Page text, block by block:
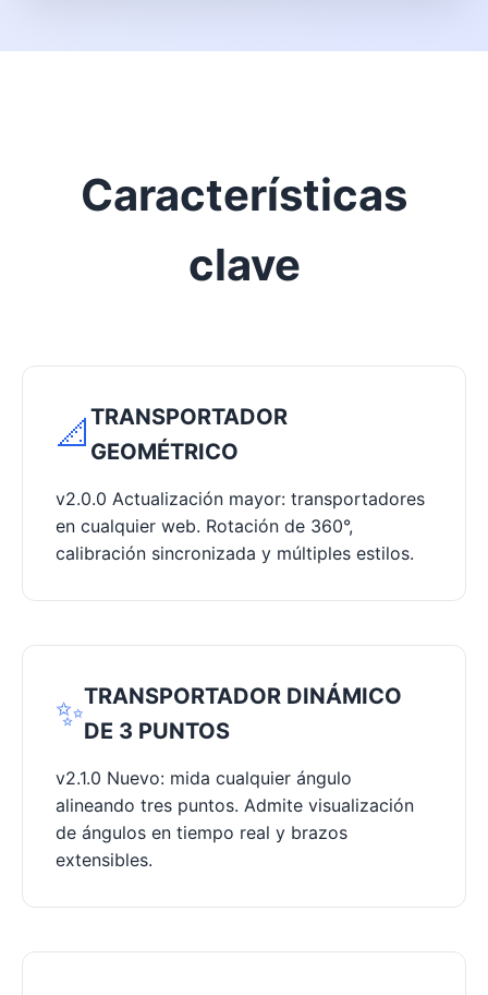
Características
clave
📐 TRANSPORTADOR
GEOMÉTRICO
v2.0.0 Actualización mayor: transportadores
en cualquier web. Rotación de 360°,
calibración sincronizada y múltiples estilos.
✨TRANSPORTADOR DINÁMICO
DE 3 PUNTOS
v2.1.0 Nuevo: mida cualquier ángulo
alineando tres puntos. Admite visualización
de ángulos en tiempo real y brazos
extensibles.